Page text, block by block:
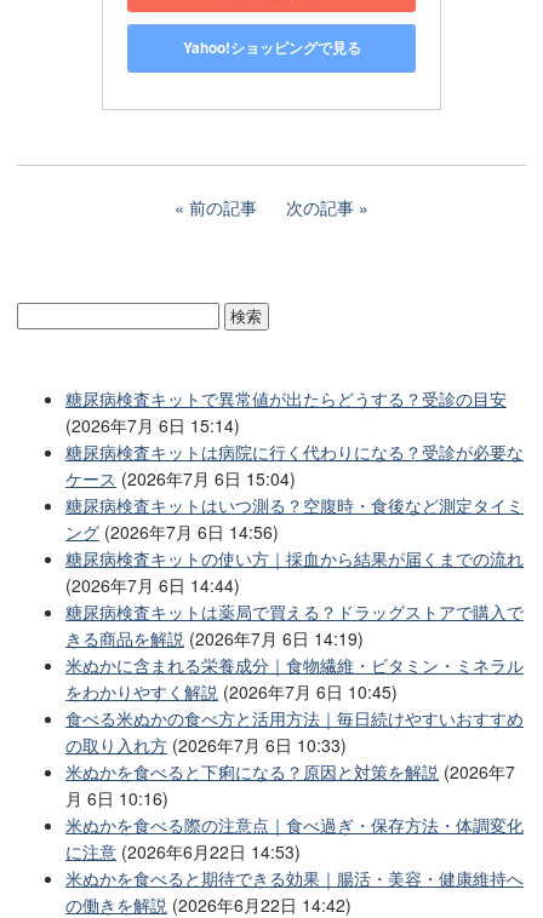
Yahoo!ショッピングで見る
前の記事 次の記事
糖尿病検査キットで異常値が出たらどうする？受診の目安
(2026年7月 6日 15:14)
糖尿病検査キットは病院に行く代わりになる？受診が必要な
ケース (2026年7月 6日 15:04)
糖尿病検査キットはいつ測る？空腹時・食後など測定タイミ
ング (2026年7月 6日 14:56)
糖尿病検査キットの使い方｜採血から結果が届くまでの流れ
(2026年7月 6日 14:44)
糖尿病検査キットは薬局で買える？ドラッグストアで購入で
きる商品を解説 (2026年7月 6日 14:19)
米ぬかに含まれる栄養成分｜食物繊維・ビタミン・ミネラル
をわかりやすく解説 (2026年7月 6日 10:45)
食べる米ぬかの食べ方と活用方法｜毎日続けやすいおすすめ
の取り入れ方 (2026年7月 6日 10:33)
米ぬかを食べると下痢になる？原因と対策を解説 (2026年7
月 6日 10:16)
米ぬかを食べる際の注意点｜食べ過ぎ・保存方法・体調変化
に注意 (2026年6月22日 14:53)
米ぬかを食べると期待できる効果｜腸活・美容・健康維持へ
の働きを解説 (2026年6月22日 14:42)